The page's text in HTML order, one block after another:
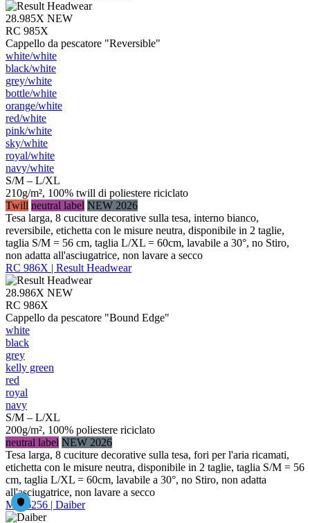
28.985X NEW
RC 985X
Cappello da pescatore "Reversible"
white/​white
black/​white
grey/​white
bottle/​white
orange/​white
red/​white
pink/​white
sky/​white
royal/​white
navy/​white
S/M – L/XL
210g/m², 100% twill di poliestere riciclato
Twill neutral label NEW 2026
Tesa larga, 8 cuciture decorative sulla tesa, interno bianco,
reversibile, etichetta con le misure neutra, disponibile in 2 taglie,
taglia S/M = 56 cm, taglia L/XL = 60cm, lavabile a 30°, no Stiro,
non adatta all'asciugatrice, non lavare a secco
RC 986X | Result Headwear
28.986X NEW
RC 986X
Cappello da pescatore "Bound Edge"
white
black
grey
kelly green
red
royal
navy
S/M – L/XL
200g/m², 100% poliestere riciclato
neutral label NEW 2026
Tesa larga, 8 cuciture decorative sulla tesa, fori per l'aria ricamati,
etichetta con le misure neutra, disponibile in 2 taglie, taglia S/M = 56
cm, taglia L/XL = 60cm, lavabile a 30°, no Stiro, non adatta
all'asciugatrice, non lavare a secco
MB 6256 | Daiber